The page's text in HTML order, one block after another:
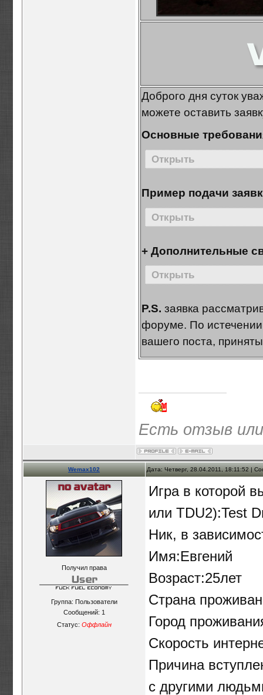
Доброго дня суток
можете оставить
Основные
Открыть
Пример подачи
Открыть
+ Дополнительные
Открыть
P.S. заявка
форуме. По истечении
вашего поста,
Есть отзыв
Wemax102 Дата: Четверг, 28.04.2011, 18:11:52 |
Получил права
Группа: Пользователи
Сообщений: 1
Статус: Оффлайн
Игра в которой
или TDU2):Test
Ник, в
Имя:Евгений
Возраст:25лет
Страна
Город
Скорость
Причина
с другими